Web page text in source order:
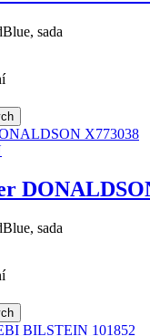
sada
sada